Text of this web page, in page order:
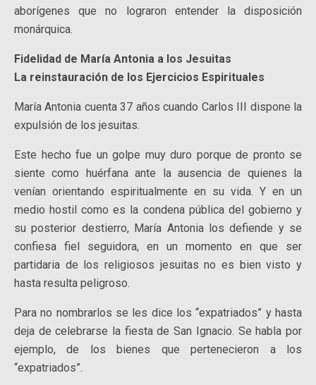
aborígenes que no lograron entender la disposición
monárquica.
Fidelidad de María Antonia a los Jesuitas
La reinstauración de los Ejercicios Espirituales
María Antonia cuenta 37 años cuando Carlos III dispone la
expulsión de los jesuitas.
Este hecho fue un golpe muy duro porque de pronto se
siente como huérfana ante la ausencia de quienes la
venían orientando espiritualmente en su vida. Y en un
medio hostil como es la condena pública del gobierno y
su posterior destierro, María Antonia los defiende y se
confiesa fiel seguidora, en un momento en que ser
partidaria de los religiosos jesuitas no es bien visto y
hasta resulta peligroso.
Para no nombrarlos se les dice los “expatriados” y hasta
deja de celebrarse la fiesta de San Ignacio. Se habla por
ejemplo, de los bienes que pertenecieron a los
“expatriados”.